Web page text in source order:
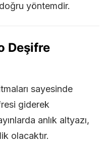
yöntemdir.
Deşifre
sayesinde
giderek
anlık altyazı,
olacaktır.